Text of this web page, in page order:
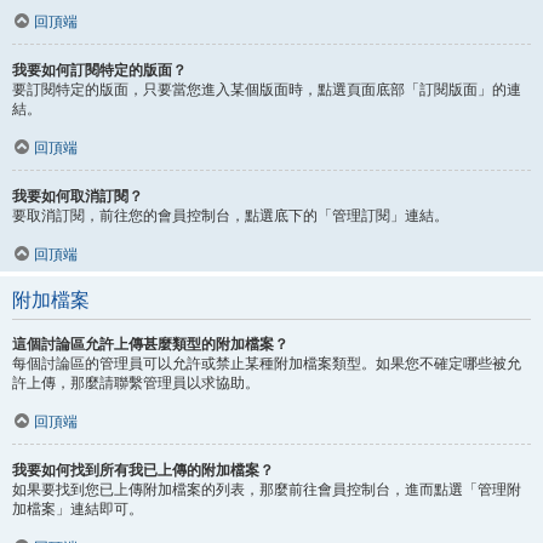
回頂端
我要如何訂閱特定的版面？
要訂閱特定的版面，只要當您進入某個版面時，點選頁面底部「訂閱版面」的連
結。
回頂端
我要如何取消訂閱？
要取消訂閱，前往您的會員控制台，點選底下的「管理訂閱」連結。
回頂端
附加檔案
這個討論區允許上傳甚麼類型的附加檔案？
每個討論區的管理員可以允許或禁止某種附加檔案類型。如果您不確定哪些被允
許上傳，那麼請聯繫管理員以求協助。
回頂端
我要如何找到所有我已上傳的附加檔案？
如果要找到您已上傳附加檔案的列表，那麼前往會員控制台，進而點選「管理附
加檔案」連結即可。